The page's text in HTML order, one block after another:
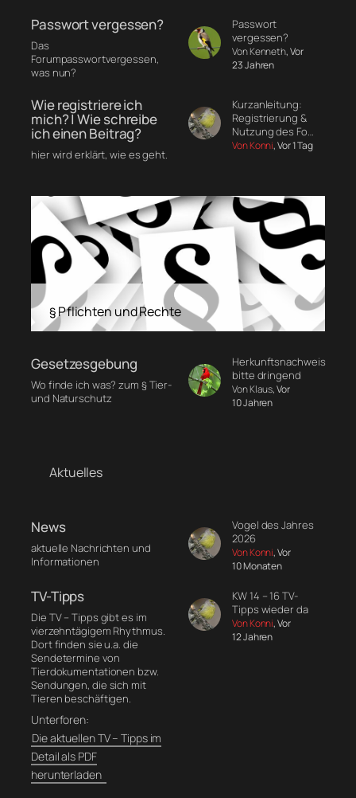
Passwort vergessen?
Das
Forumpasswortvergessen,
was nun?
Passwort
vergessen?
Von Kenneth, Vor
23 Jahren
Wie registriere ich
mich? | Wie schreibe
ich einen Beitrag?
hier wird erklärt, wie es geht.
Kurzanleitung:
Registrierung &
Nutzung des Fo…
Von Konni, Vor 1 Tag
§ Pflichten und Rechte
Gesetzesgebung
Wo finde ich was? zum § Tier-
und Naturschutz
Herkunftsnachweis
bitte dringend
Von Klaus, Vor
10 Jahren
Aktuelles
News
aktuelle Nachrichten und
Informationen
Vogel des Jahres
2026
Von Konni, Vor
10 Monaten
TV-Tipps
Die TV – Tipps gibt es im
vierzehntägigem Rhythmus.
Dort finden sie u.a. die
Sendetermine von
Tierdokumentationen bzw.
Sendungen, die sich mit
Tieren beschäftigen.
Unterforen:
Die aktuellen TV – Tipps im
Detail als PDF
herunterladen
KW 14 – 16 TV-
Tipps wieder da
Von Konni, Vor
12 Jahren